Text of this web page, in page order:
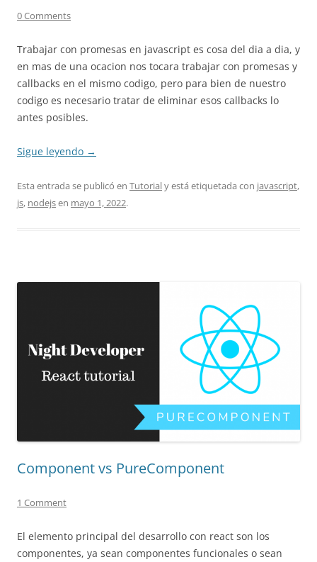
0 Comments
Trabajar con promesas en javascript es cosa del dia a dia, y
en mas de una ocacion nos tocara trabajar con promesas y
callbacks en el mismo codigo, pero para bien de nuestro
codigo es necesario tratar de eliminar esos callbacks lo
antes posibles.
Sigue leyendo →
Esta entrada se publicó en Tutorialy está etiquetada con javascript,
js, nodejsen mayo 1, 2022.
Component vs PureComponent
1 Comment
El elemento principal del desarrollo con react son los
componentes, ya sean componentes funcionales o sean